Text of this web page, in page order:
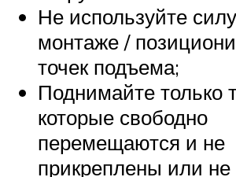
Не используйте
монтаже /
точек подъема;
Поднимайте только
которые свободно
перемещаются и не
прикреплены или